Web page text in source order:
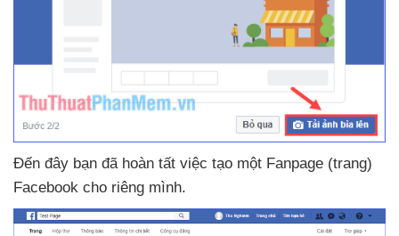
Đến đây bạn đã hoàn tất việc tạo một Fanpage (trang)
Facebook cho riêng mình.